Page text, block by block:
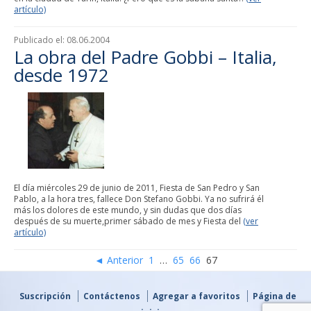
artículo)
Publicado el: 08.06.2004
La obra del Padre Gobbi – Italia,
desde 1972
El día miércoles 29 de junio de 2011, Fiesta de San Pedro y San
Pablo, a la hora tres, fallece Don Stefano Gobbi. Ya no sufrirá él
más los dolores de este mundo, y sin dudas que dos días
después de su muerte,primer sábado de mes y Fiesta del (ver
artículo)
◄ Anterior 1 … 65 66 67
Suscripción Contáctenos Agregar a favoritos
Página de